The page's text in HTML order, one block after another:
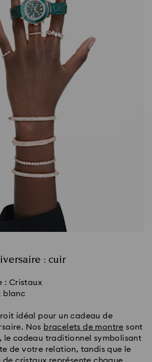
: cuir
: Cristaux
blanc
idéal pour un cadeau de
Nos bracelets de montre sont
le cadeau traditionnel symbolisant
de votre relation, tandis que le